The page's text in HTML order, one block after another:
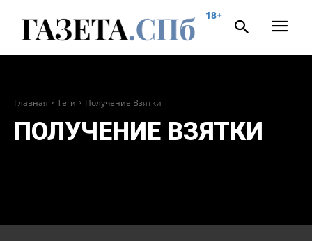
18+
Главная Теги Получение Взятки
ПОЛУЧЕНИЕ ВЗЯТКИ